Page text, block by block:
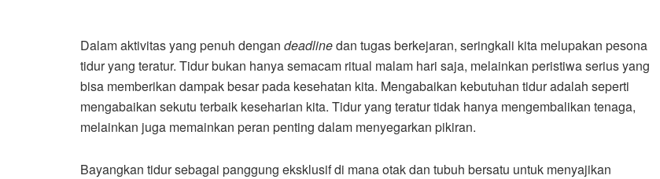
Dalam aktivitas yang penuh dengan deadlinedan tugas berkejaran, seringkali kita melupakan pesona
tidur yang teratur. Tidur bukan hanya semacam ritual malam hari saja, melainkan peristiwa serius yang
bisa memberikan dampak besar pada kesehatan kita. Mengabaikan kebutuhan tidur adalah seperti
mengabaikan sekutu terbaik keseharian kita. Tidur yang teratur tidak hanya mengembalikan tenaga,
melainkan juga memainkan peran penting dalam menyegarkan pikiran.
Bayangkan tidur sebagai panggung eksklusif di mana otak dan tubuh bersatu untuk menyajikan